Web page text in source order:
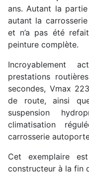
ans. Autant la
autant la
et n’a pas été
peinture complète.
Incroyablement
prestations
secondes, Vmax
de route, ainsi
suspension
climatisation
carrosserie
Cet exemplaire
constructeur à la fin